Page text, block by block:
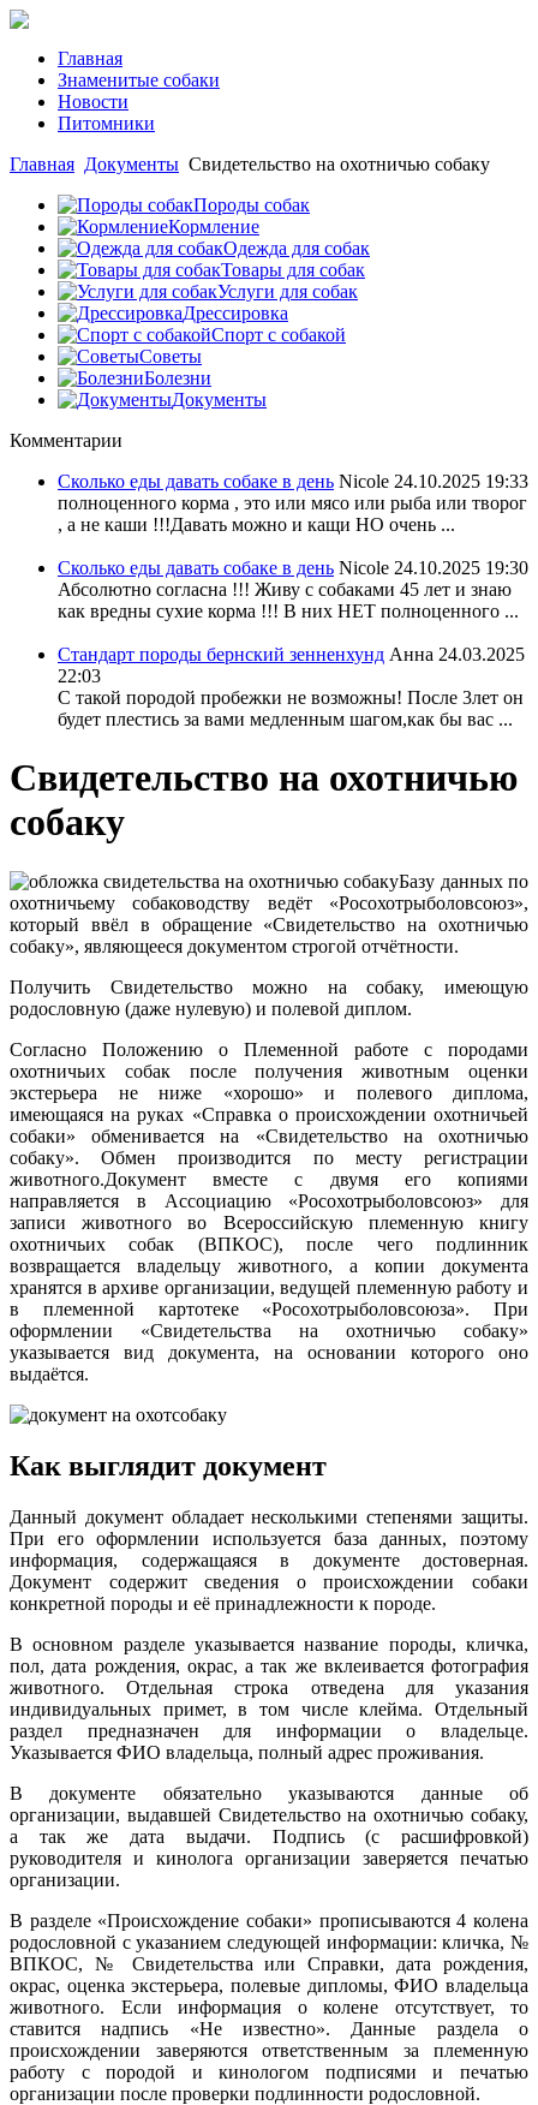
Главная
Знаменитые собаки
Новости
Питомники
Главная Документы Свидетельство на охотничью собаку
Породы собак
Кормление
Одежда для собак
Товары для собак
Услуги для собак
Дрессировка
Спорт с собакой
Советы
Болезни
Документы
Комментарии
Сколько еды давать собаке в день Nicole 24.10.2025 19:33
полноценного корма , это или мясо или рыба или творог
, а не каши !!!Давать можно и кащи НО очень ...
Сколько еды давать собаке в день Nicole 24.10.2025 19:30
Абсолютно согласна !!! Живу с собаками 45 лет и знаю
как вредны сухие корма !!! В них НЕТ полноценного ...
Стандарт породы бернский зенненхунд Анна 24.03.2025
22:03
С такой породой пробежки не возможны! После 3лет он
будет плестись за вами медленным шагом,как бы вас ...
Свидетельство на охотничью
собаку
Базу данных по
охотничьему собаководству ведёт «Росохотрыболовсоюз»,
который ввёл в обращение «Свидетельство на охотничью
собаку», являющееся документом строгой отчётности.
Получить Свидетельство можно на собаку, имеющую
родословную (даже нулевую) и полевой диплом.
Согласно Положению о Племенной работе с породами
охотничьих собак после получения животным оценки
экстерьера не ниже «хорошо» и полевого диплома,
имеющаяся на руках «Справка о происхождении охотничьей
собаки» обменивается на «Свидетельство на охотничью
собаку». Обмен производится по месту регистрации
животного.Документ вместе с двумя его копиями
направляется в Ассоциацию «Росохотрыболовсоюз» для
записи животного во Всероссийскую племенную книгу
охотничьих собак (ВПКОС), после чего подлинник
возвращается владельцу животного, а копии документа
хранятся в архиве организации, ведущей племенную работу и
в племенной картотеке «Росохотрыболовсоюза». При
оформлении «Свидетельства на охотничью собаку»
указывается вид документа, на основании которого оно
выдаётся.
Как выглядит документ
Данный документ обладает несколькими степенями защиты.
При его оформлении используется база данных, поэтому
информация, содержащаяся в документе достоверная.
Документ содержит сведения о происхождении собаки
конкретной породы и её принадлежности к породе.
В основном разделе указывается название породы, кличка,
пол, дата рождения, окрас, а так же вклеивается фотография
животного. Отдельная строка отведена для указания
индивидуальных примет, в том числе клейма. Отдельный
раздел предназначен для информации о владельце.
Указывается ФИО владельца, полный адрес проживания.
В документе обязательно указываются данные об
организации, выдавшей Свидетельство на охотничью собаку,
а так же дата выдачи. Подпись (с расшифровкой)
руководителя и кинолога организации заверяется печатью
организации.
В разделе «Происхождение собаки» прописываются 4 колена
родословной с указанием следующей информации: кличка, №
ВПКОС, № Свидетельства или Справки, дата рождения,
окрас, оценка экстерьера, полевые дипломы, ФИО владельца
животного. Если информация о колене отсутствует, то
ставится надпись «Не известно». Данные раздела о
происхождении заверяются ответственным за племенную
работу с породой и кинологом подписями и печатью
организации после проверки подлинности родословной.